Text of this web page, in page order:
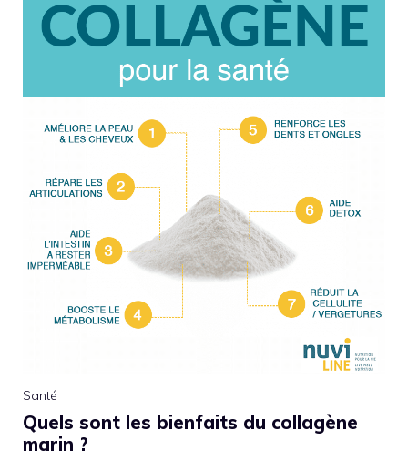
Santé
Quels sont les bienfaits du collagène
marin ?